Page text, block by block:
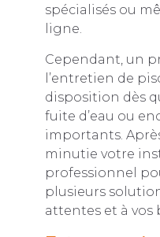
spécialisés ou
ligne.
Cependant, un
l’entretien de
disposition dès
fuite d’eau ou
importants.
minutie votre
professionnel
plusieurs
attentes et à vos